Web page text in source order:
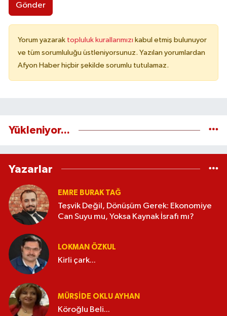
Gönder
Yorum yazarak topluluk kurallarımızı kabul etmiş bulunuyor
ve tüm sorumluluğu üstleniyorsunuz. Yazılan yorumlardan
Afyon Haber hiçbir şekilde sorumlu tutulamaz.
Yükleniyor...
Yazarlar
EMRE BURAK TAĞ
Teşvik Değil, Dönüşüm Gerek: Ekonomiye
Can Suyu mu, Yoksa Kaynak İsrafı mı?
LOKMAN ÖZKUL
Kirli çark...
MÜRŞIDE OKLU AYHAN
Köroğlu Beli...